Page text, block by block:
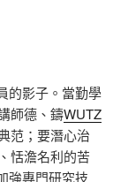
的影子。當勤學
師德、鑄WUTZ
范；要潛心治
恬澹名利的苦
強專門研究技